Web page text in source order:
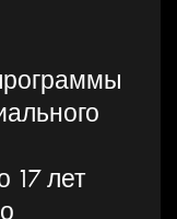
17 лет